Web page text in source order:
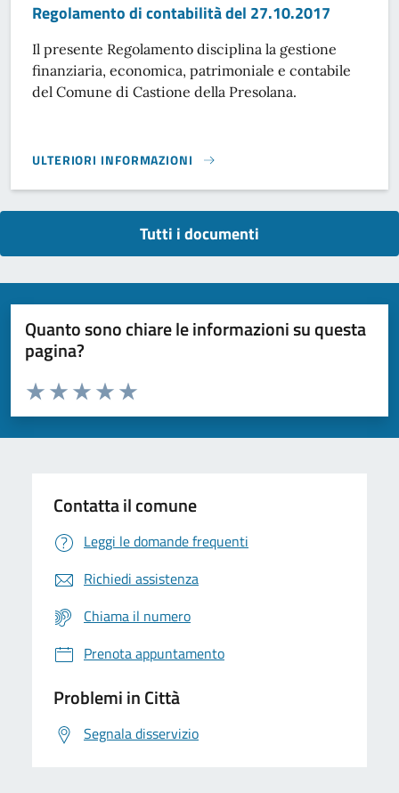
Regolamento di contabilità del 27.10.2017
Il presente Regolamento disciplina la gestione
finanziaria, economica, patrimoniale e contabile
del Comune di Castione della Presolana.
ULTERIORI INFORMAZIONI
REGOLAMENTO DI CONTABILITÀ DEL 27.10.2017}
Tutti i documenti
Quanto sono chiare le informazioni su questa
pagina?
Domanda
Valuta da 1 a 5 stelle la pagina
Valuta 5 stelle su 5
Valuta 4 stelle su 5
Valuta 3 stelle su 5
Valuta 2 stelle su 5
Valuta 1 stelle su 5
Contatta il comune
Leggi le domande frequenti
Richiedi assistenza
Chiama il numero
Prenota appuntamento
Problemi in Città
Segnala disservizio